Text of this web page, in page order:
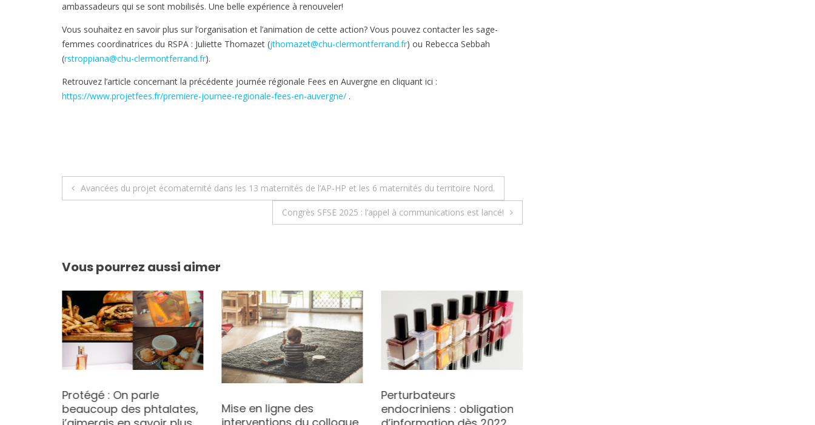
ambassadeurs qui se sont mobilisés. Une belle expérience à renouveler!
Vous souhaitez en savoir plus sur l’organisation et l’animation de cette action? Vous pouvez contacter les sage-
femmes coordinatrices du RSPA : Juliette Thomazet (jthomazet@chu-clermontferrand.fr) ou Rebecca Sebbah
(rstroppiana@chu-clermontferrand.fr).
Retrouvez l’article concernant la précédente journée régionale Fees en Auvergne en cliquant ici :
https://www.projetfees.fr/premiere-journee-regionale-fees-en-auvergne/ .
Navigation
Avancées du projet écomaternité dans les 13 maternités de l’AP-HP et les 6 maternités du territoire Nord.
Congrès SFSE 2025 : l’appel à communications est lancé!
Vous pourrez aussi aimer
Protégé : On parle
beaucoup des phtalates,
Mise en ligne des
Perturbateurs
endocriniens : obligation